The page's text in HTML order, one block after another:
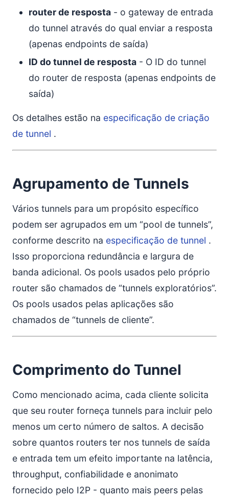
router de resposta - o gateway de entrada
do tunnel através do qual enviar a resposta
(apenas endpoints de saída)
ID do tunnel de resposta - O ID do tunnel
do router de resposta (apenas endpoints de
saída)
Os detalhes estão na especificação de criação
de tunnel .
Agrupamento de Tunnels
Vários tunnels para um propósito específico
podem ser agrupados em um “pool de tunnels”,
conforme descrito na especificação de tunnel .
Isso proporciona redundância e largura de
banda adicional. Os pools usados pelo próprio
router são chamados de “tunnels exploratórios”.
Os pools usados pelas aplicações são
chamados de “tunnels de cliente”.
Comprimento do Tunnel
Como mencionado acima, cada cliente solicita
que seu router forneça tunnels para incluir pelo
menos um certo número de saltos. A decisão
sobre quantos routers ter nos tunnels de saída
e entrada tem um efeito importante na latência,
throughput, confiabilidade e anonimato
fornecido pelo I2P - quanto mais peers pelas